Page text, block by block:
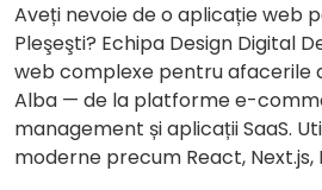
Aveți nevoie de o aplicație web
Pleşeşti? Echipa Design Digital
web complexe pentru afacerile
Alba — de la platforme e-
management și aplicații SaaS.
moderne precum React, Next.js,